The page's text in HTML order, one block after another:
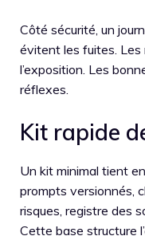
Côté sécurité, un
évitent les fuites.
l’exposition. Les
réflexes.
Kit rapide
Un kit minimal tient
prompts versionnés,
risques, registre des
Cette base structure